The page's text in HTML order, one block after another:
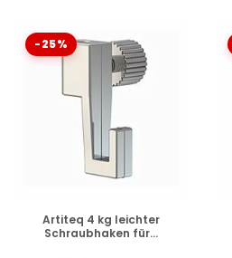
-25%
VERFÜGBAR
Artiteq 4 kg leichter
Schraubhaken für...